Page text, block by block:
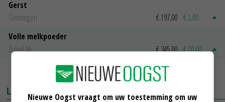
Gerst
Groningen
€ 197,00 € 2,00
Volle melkpoeder
Zuivel NL
€ 345,00 € 20,00
MEER MARKTPRIJZEN
LAATSTE NIEUWS
Nieuwe Oogst vraagt om uw toestemming om uw